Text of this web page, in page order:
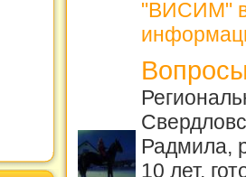
"ВИСИМ" в
Радмила,
10 лет,